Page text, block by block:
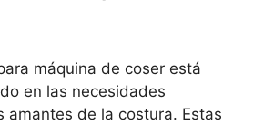
máquina de coser está
en las necesidades
amantes de la costura. Estas